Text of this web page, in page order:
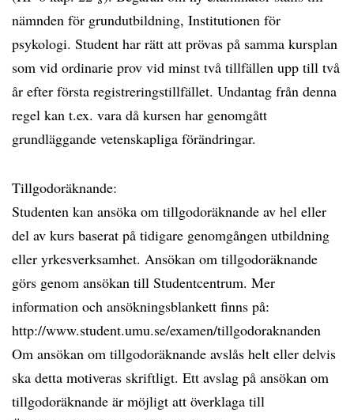
nämnden för grundutbildning, Institutionen för
psykologi. Student har rätt att prövas på samma kursplan
som vid ordinarie prov vid minst två tillfällen upp till två
år efter första registreringstillfället. Undantag från denna
regel kan t.ex. vara då kursen har genomgått
grundläggande vetenskapliga förändringar.
Tillgodoräknande:
Studenten kan ansöka om tillgodoräknande av hel eller
del av kurs baserat på tidigare genomgången utbildning
eller yrkesverksamhet. Ansökan om tillgodoräknande
görs genom ansökan till Studentcentrum. Mer
information och ansökningsblankett finns på:
http://www.student.umu.se/examen/tillgodoraknanden
Om ansökan om tillgodoräknande avslås helt eller delvis
ska detta motiveras skriftligt. Ett avslag på ansökan om
tillgodoräknande är möjligt att överklaga till